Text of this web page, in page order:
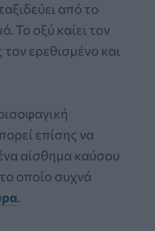
από το
Το οξύ καίει τον
ερεθισμένο και
επίσης να
αίσθημα καύσου
οποίο συχνά
.